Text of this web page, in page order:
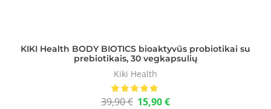
KIKI Health BODY BIOTICS bioaktyvūs probiotikai su
prebiotikais, 30 vegkapsulių
Kiki Health
39,90€ 15,90€